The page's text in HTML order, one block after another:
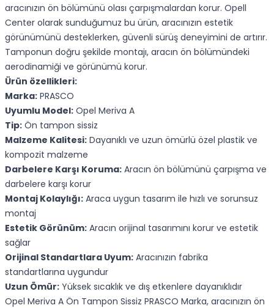
aracınızın ön bölümünü olası çarpışmalardan korur. Opell
Center olarak sunduğumuz bu ürün, aracınızın estetik
görünümünü desteklerken, güvenli sürüş deneyimini de artırır.
Tamponun doğru şekilde montajı, aracın ön bölümündeki
aerodinamiği ve görünümü korur.
Ürün özellikleri:
Marka: PRASCO
Uyumlu Model: Opel Meriva A
Tip: Ön tampon sissiz
Malzeme Kalitesi: Dayanıklı ve uzun ömürlü özel plastik ve
kompozit malzeme
Darbelere Karşı Koruma: Aracın ön bölümünü çarpışma ve
darbelere karşı korur
Montaj Kolaylığı: Araca uygun tasarım ile hızlı ve sorunsuz
montaj
Estetik Görünüm: Aracın orijinal tasarımını korur ve estetik
sağlar
Orijinal Standartlara Uyum: Aracınızın fabrika
standartlarına uygundur
Uzun Ömür: Yüksek sıcaklık ve dış etkenlere dayanıklıdır
Opel Meriva A Ön Tampon Sissiz PRASCO Marka, aracınızın ön